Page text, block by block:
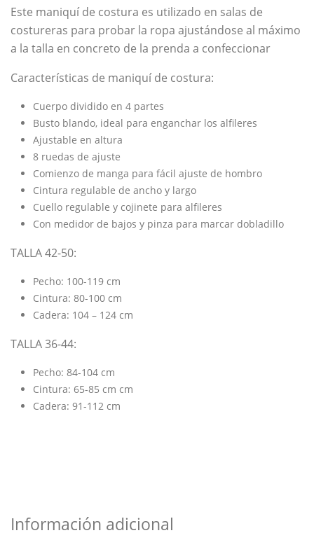
Este maniquí de costura es utilizado en salas de
costureras para probar la ropa ajustándose al máximo
a la talla en concreto de la prenda a confeccionar
Características de maniquí de costura:
Cuerpo dividido en 4 partes
Busto blando, ideal para enganchar los alfileres
Ajustable en altura
8 ruedas de ajuste
Comienzo de manga para fácil ajuste de hombro
Cintura regulable de ancho y largo
Cuello regulable y cojinete para alfileres
Con medidor de bajos y pinza para marcar dobladillo
TALLA 42-50:
Pecho: 100-119 cm
Cintura: 80-100 cm
Cadera: 104 – 124 cm
TALLA 36-44:
Pecho: 84-104 cm
Cintura: 65-85 cm cm
Cadera: 91-112 cm
Información adicional